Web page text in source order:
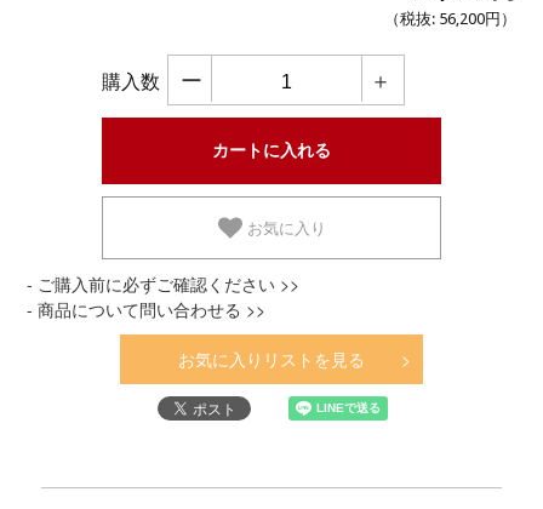
（税抜: 56,200円 ）
購入数 ー ＋
お気に入り
- ご購入前に必ずご確認ください >>
- 商品について問い合わせる >>
お気に入りリストを見る